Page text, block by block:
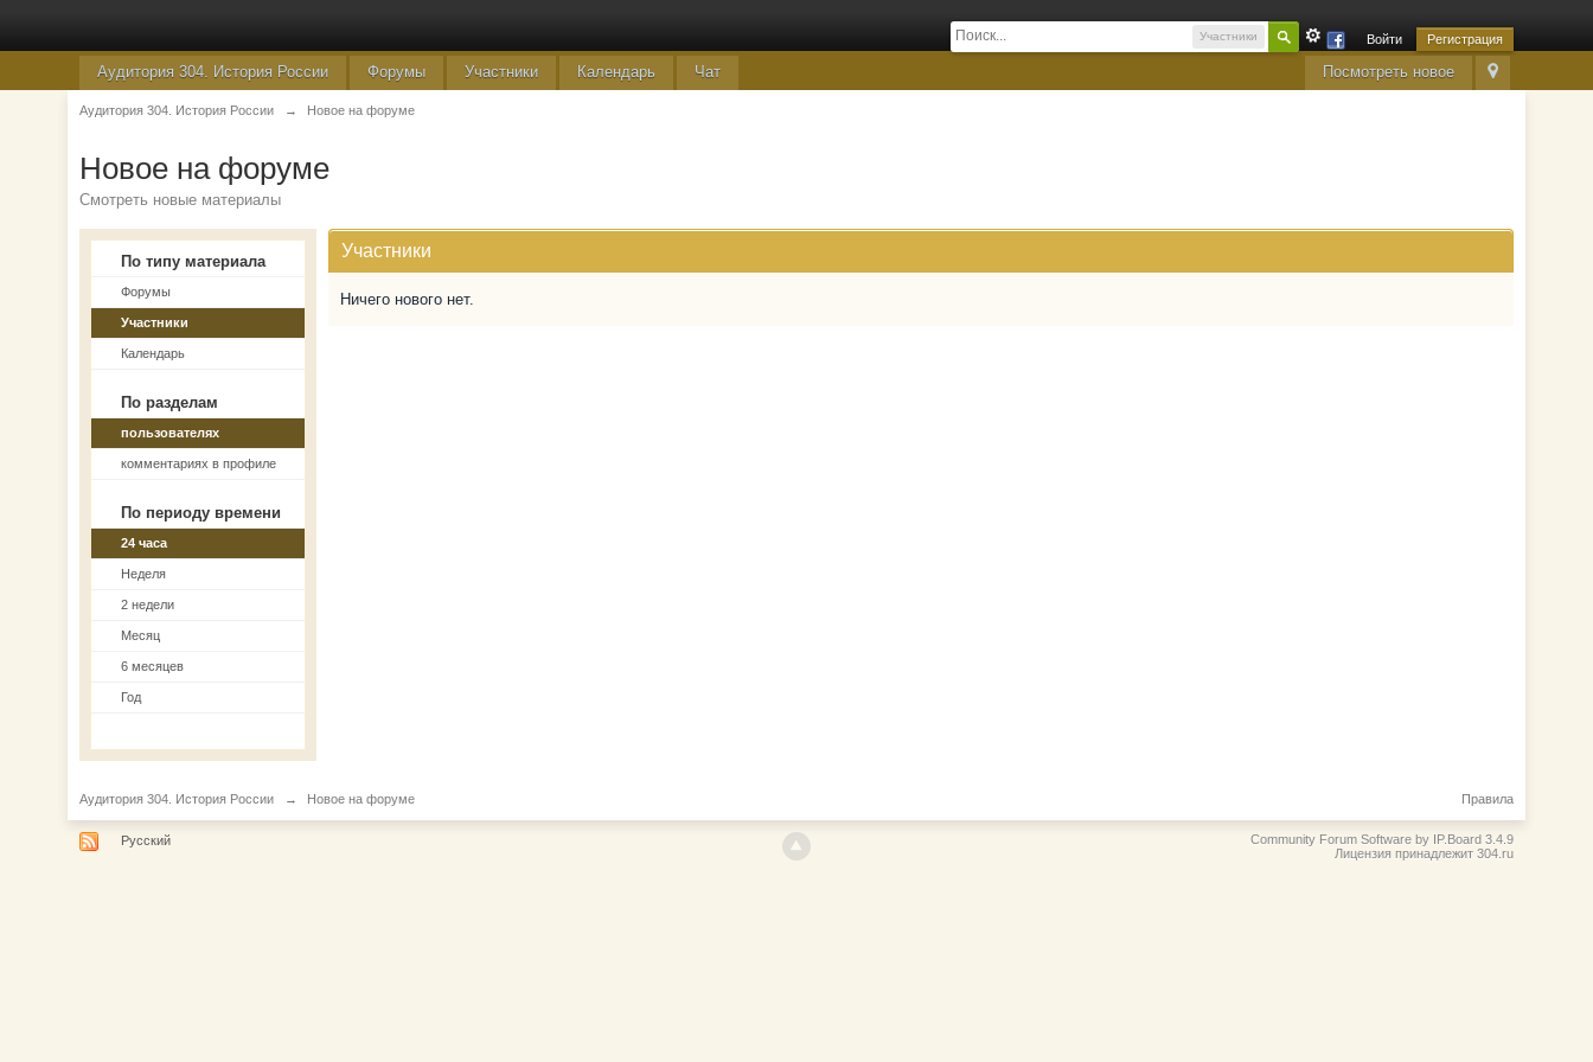
Участники Войти Регистрация
Посмотреть новое
Аудитория 304. История России Форумы Участники Календарь Чат
Аудитория 304. История России → Новое на форуме
Новое на форуме
Смотреть новые материалы
По типу материала
Форумы
Участники
Календарь
По разделам
пользователях
комментариях в профиле
По периоду времени
24 часа
Неделя
2 недели
Месяц
6 месяцев
Год
Участники
Ничего нового нет.
Аудитория 304. История России → Новое на форуме Правила
Русский
Community Forum Software by IP.Board 3.4.9
Лицензия принадлежит 304.ru